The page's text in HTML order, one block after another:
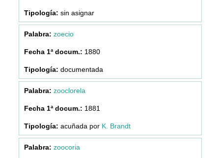
sin asignar
zoecio
1880
documentada
zooclorela
1881
acuñada por K. Brandt
zoocoria